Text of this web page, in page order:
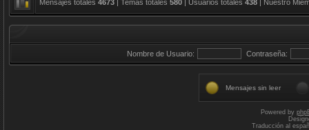
Mensajes totales 4673 | Temas totales 580 | Usuarios totales 438 | Nuestro
Nombre de Usuario: Contraseña:
Mensajes sin leer
Powered by
Traducción al